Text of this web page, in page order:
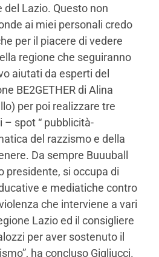
Lazio. Questo non
ai miei personali credo
per il piacere di vedere
regione che seguiranno
aiutati da esperti del
BE2GETHER di Alina
per poi realizzare tre
spot “ pubblicità-
del razzismo e della
Da sempre Buuuball
presidente, si occupa di
e mediatiche contro
che interviene a vari
Lazio ed il consigliere
per aver sostenuto il
ha concluso Gigliucci.